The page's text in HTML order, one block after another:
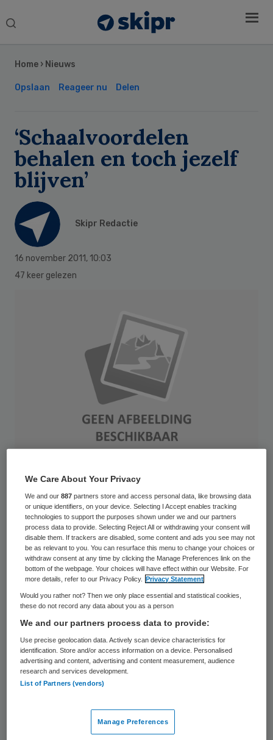
Search
Home › Nieuws
Opslaan Reageer nu Delen
‘Schaalvoordelen
behalen en toch jezelf
blijven’
Skipr Redactie
16 november 2011, 10:03
47 keer gelezen
Veel zorginstellingen proberen hun
organisatie zo flexibel in te richten, dat ze
soepel kunnen meebewegen met de
marktomstandigheden. Zo ook de
Brabantse zorgorganisatie Vivent.
Bestuurder Inge Fleischeuer: “We kopen alle
ondersteunende diensten in. Maar ja, dan
moet je dat wel goed doen. En dan is
Intrakoop een zeer goede partner.”
Meedeinen met groei en krimp
Een paar jaar terug besloot Vivent haar
ondersteunende diensten te outsourcen.
Sidebar
We Care About Your Privacy
We and our887 partners store and access personal data, like browsing data
or unique identifiers, on your device. Selecting I Accept enables tracking
technologies to support the purposes shown under we and our partners
process data to provide. Selecting Reject All or withdrawing your consent will
disable them. If trackers are disabled, some content and ads you see may not
be as relevant to you. You can resurface this menu to change your choices or
withdraw consent at any time by clicking the Manage Preferences link on the
bottom of the webpage. Your choices will have effect within our Website. For
more details, refer to our Privacy Policy.
Privacy Statement
Would you rather not? Then we only place essential and statistical cookies,
these do not record any data about you as a person
We and our partners process data to provide:
Use precise geolocation data. Actively scan device characteristics for
identification. Store and/or access information on a device. Personalised
advertising and content, advertising and content measurement, audience
research and services development.
List of Partners (vendors)
Manage Preferences